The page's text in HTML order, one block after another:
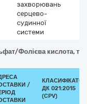
захворювань
серцево-
судинної
системи
Фолієва кислота,
/
КЛАСИФІКАТОР
ДК 021:2015
(CPV)